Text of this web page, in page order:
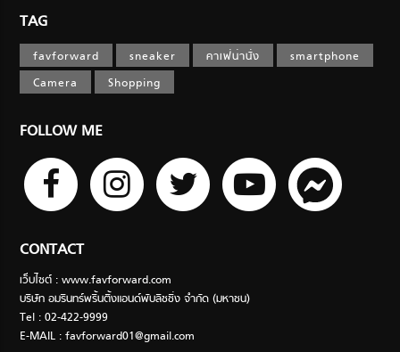
TAG
favforward sneaker คาเฟ่น่านั่ง
smartphone
Camera
Shopping
FOLLOW ME
CONTACT
เว็บไซต์ : www.favforward.com
บริษัท อมรินทร์พริ้นติ้งแอนด์พับลิชชิ่ง จำกัด (มหาชน)
Tel : 02-422-9999
E-MAIL :favforward01@gmail.com